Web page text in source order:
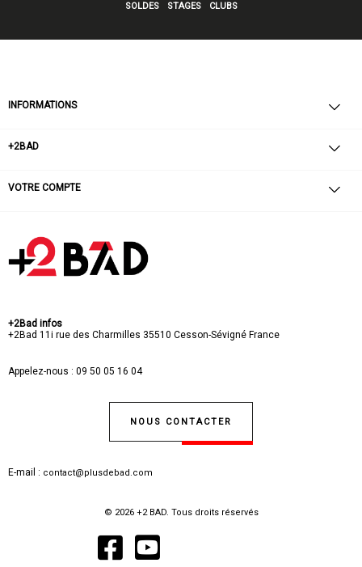
SOLDES
STAGES CLUBS
INFORMATIONS
+2BAD
VOTRE COMPTE
+2Bad infos
+2Bad 11i rue des Charmilles 35510 Cesson-Sévigné France
Appelez-nous : 09 50 05 16 04
NOUS CONTACTER
E-mail : contact@plusdebad.com
© 2026 +2 BAD. Tous droits réservés